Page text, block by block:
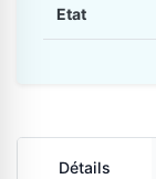
Etat
Détails